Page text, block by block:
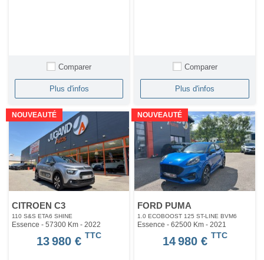
Comparer
Plus d'infos
Comparer
Plus d'infos
NOUVEAUTÉ
CITROEN C3
110 S&S ETA6 SHINE
Essence - 57300 Km - 2022
13 980 € TTC
NOUVEAUTÉ
FORD PUMA
1.0 ECOBOOST 125 ST-LINE BVM6
Essence - 62500 Km- 2021
14 980 € TTC